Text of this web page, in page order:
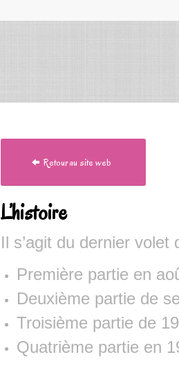
Retour au site web
L’histoire
Il s’agit du dernier volet
Première partie en
Deuxième partie de
Troisième partie de
Quatrième partie en